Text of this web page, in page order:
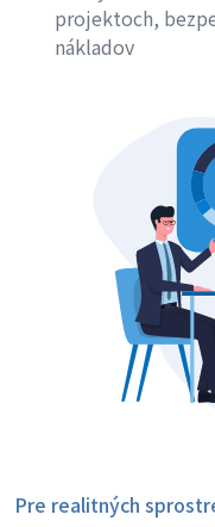
projektoch,
nákladov
Pre realitných